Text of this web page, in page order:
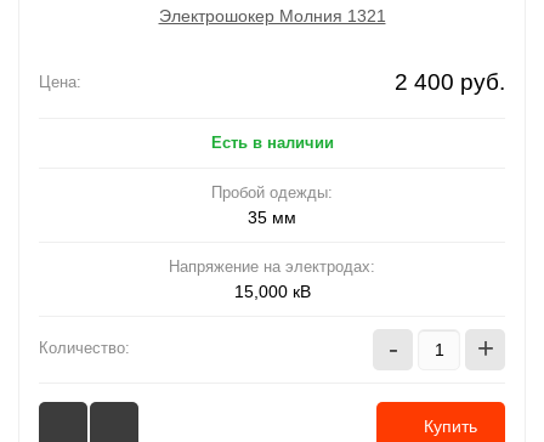
Электрошокер Молния 1321
Цена: 2 400 руб.
Есть в наличии
Пробой одежды:
35 мм
Напряжение на электродах:
15,000 кВ
Количество: - +
Купить